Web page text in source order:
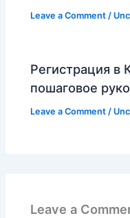
Leave a Comment /
Регистрация в
пошаговое
Leave a Comment /
Leave a